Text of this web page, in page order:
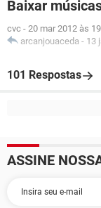
Baixar
cvc - 20 mar 2012 às
arcanjouaceda - 13
101 Respostas
ASSINE